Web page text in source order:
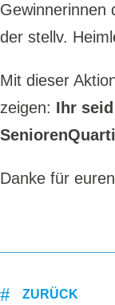
Gewinnerinnen
der stellv.
Mit dieser
zeigen: Ihr
Danke für
ZURÜCK